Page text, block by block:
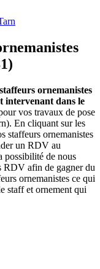
ornemanistes
intervenant dans le
vos travaux de pose
En cliquant sur les
staffeurs ornemanistes
un RDV au
possibilité de nous
RDV afin de gagner du
ornemanistes ce qui
staff et ornement qui